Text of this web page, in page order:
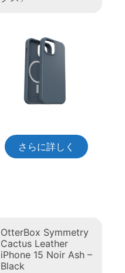
さらに詳しく
OtterBox Symmetry
Cactus Leather
iPhone 15 Noir Ash –
Black